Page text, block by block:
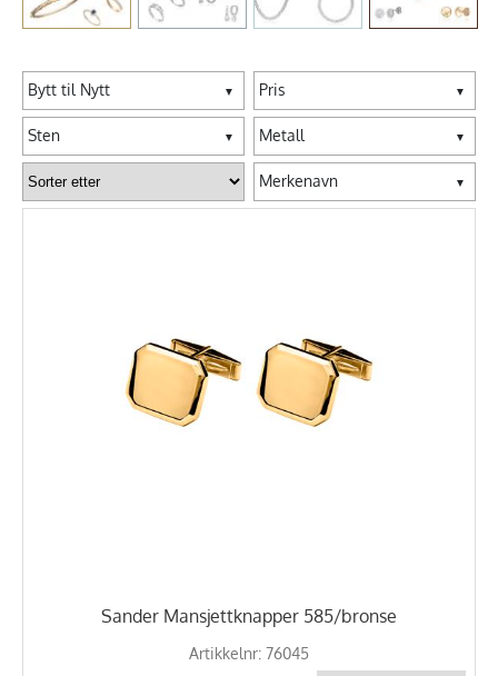
▼
Pris
▼
Bytt til Nytt
▼
Metall
▼
Sten
▼
Merkenavn
Sander Mansjettknapper 585/bronse
Artikkelnr: 76045